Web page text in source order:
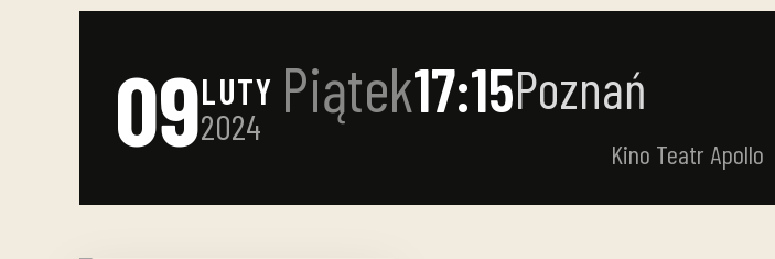
09LUTY
2024
Piątek17:15Poznań
Kino Teatr Apollo